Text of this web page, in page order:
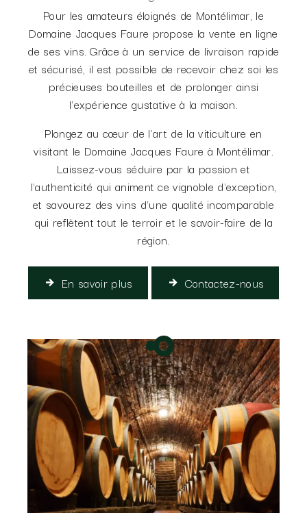
Pour les amateurs éloignés de Montélimar, le
Domaine Jacques Faure propose la vente en ligne
de ses vins. Grâce à un service de livraison rapide
et sécurisé, il est possible de recevoir chez soi les
précieuses bouteilles et de prolonger ainsi
l'expérience gustative à la maison.
Plongez au cœur de l'art de la viticulture en
visitant le Domaine Jacques Faure à Montélimar.
Laissez-vous séduire par la passion et
l'authenticité qui animent ce vignoble d'exception,
et savourez des vins d'une qualité incomparable
qui reflètent tout le terroir et le savoir-faire de la
région.
En savoir plus Contactez-nous